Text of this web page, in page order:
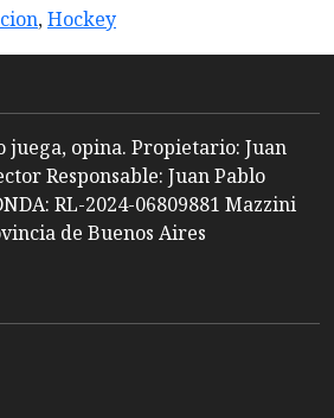
,Hockey
juega, opina. Propietario: Juan
Responsable: Juan Pablo
RL-2024-06809881 Mazzini
de Buenos Aires